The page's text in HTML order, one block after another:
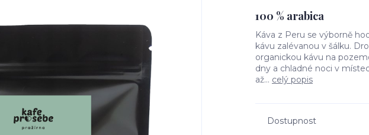
100 % arabica
Káva z Peru se výborně
kávu zalévanou v šálku.
organickou kávu na
dny a chladné noci v
až... celý popis
Dostupnost